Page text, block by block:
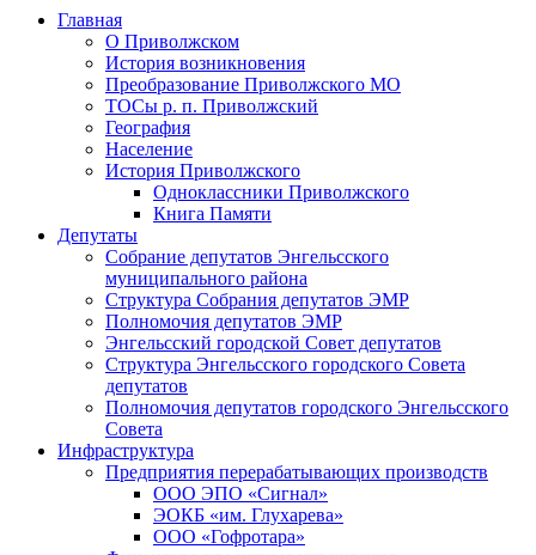
Главная
О Приволжском
История возникновения
Преобразование Приволжского МО
ТОСы р. п. Приволжский
География
Население
История Приволжского
Одноклассники Приволжского
Книга Памяти
Депутаты
Собрание депутатов Энгельсского
муниципального района
Структура Собрания депутатов ЭМР
Полномочия депутатов ЭМР
Энгельсский городской Совет депутатов
Структура Энгельсского городского Совета
депутатов
Полномочия депутатов городского Энгельсского
Совета
Инфраструктура
Предприятия перерабатывающих производств
ООО ЭПО «Сигнал»
ЭОКБ «им. Глухарева»
ООО «Гофротара»